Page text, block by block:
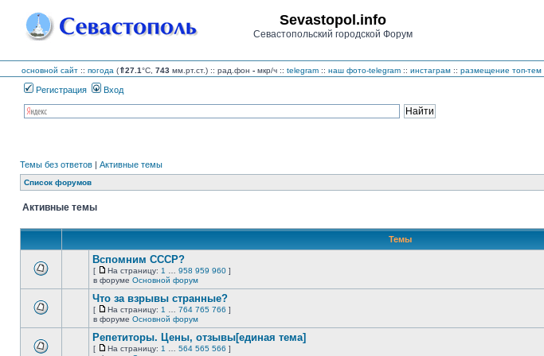
Sevastopol.info
Севастопольский городской Форум
основной сайт :: погода (⇑27.1°C, 743 мм.рт.ст.) :: рад.фон - мкр/ч :: telegram :: наш фото-telegram :: инстаграм :: размещение топ-тем
Регистрация Вход
Темы без ответов | Активные темы
Список форумов
Активные темы
Темы
этой
непрочитанных
сообщений.
Вспомним СССР?
[
На
страницу
На страницу: 1 958 959 960 ]
в форуме Основной форум
этой
Что за взрывы странные?
[
На
страницу
На страницу: 1 764 765 766 ]
в форуме Основной форум
Репетиторы. Цены, отзывы[единая тема]
[
На страницу: 1 564 565 566 ]